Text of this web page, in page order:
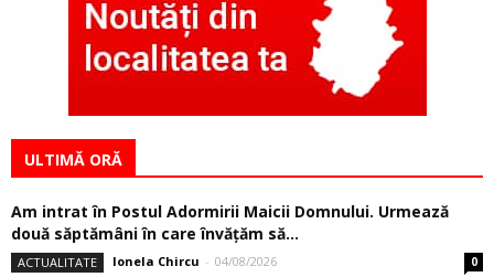
ULTIMĂ ORĂ
Am intrat în Postul Adormirii Maicii Domnului. Urmează
două săptămâni în care învăţăm să...
ACTUALITATE Ionela Chircu - 04/08/2026 0